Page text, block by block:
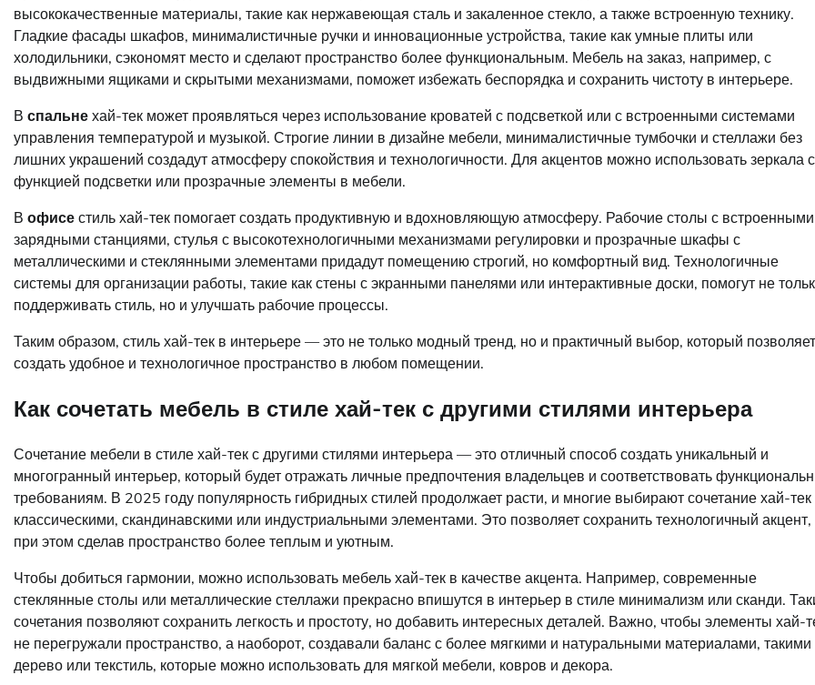
высококачественные материалы, такие как нержавеющая сталь и закаленное стекло, а также встроенную технику.
Гладкие фасады шкафов, минималистичные ручки и инновационные устройства, такие как умные плиты или
холодильники, сэкономят место и сделают пространство более функциональным. Мебель на заказ, например, с
выдвижными ящиками и скрытыми механизмами, поможет избежать беспорядка и сохранить чистоту в интерьере.
В спальне хай-тек может проявляться через использование кроватей с подсветкой или с встроенными системами
управления температурой и музыкой. Строгие линии в дизайне мебели, минималистичные тумбочки и стеллажи без
лишних украшений создадут атмосферу спокойствия и технологичности. Для акцентов можно использовать зеркала с
функцией подсветки или прозрачные элементы в мебели.
В офисе стиль хай-тек помогает создать продуктивную и вдохновляющую атмосферу. Рабочие столы с встроенными
зарядными станциями, стулья с высокотехнологичными механизмами регулировки и прозрачные шкафы с
металлическими и стеклянными элементами придадут помещению строгий, но комфортный вид. Технологичные
системы для организации работы, такие как стены с экранными панелями или интерактивные доски, помогут не
поддерживать стиль, но и улучшать рабочие процессы.
Таким образом, стиль хай-тек в интерьере — это не только модный тренд, но и практичный выбор, который позволяет
создать удобное и технологичное пространство в любом помещении.
Как сочетать мебель в стиле хай-тек с другими стилями интерьера
Сочетание мебели в стиле хай-тек с другими стилями интерьера — это отличный способ создать уникальный и
многогранный интерьер, который будет отражать личные предпочтения владельцев и соответствовать
требованиям. В 2025 году популярность гибридных стилей продолжает расти, и многие выбирают сочетание хай-тек
классическими, скандинавскими или индустриальными элементами. Это позволяет сохранить технологичный акцент,
при этом сделав пространство более теплым и уютным.
Чтобы добиться гармонии, можно использовать мебель хай-тек в качестве акцента. Например, современные
стеклянные столы или металлические стеллажи прекрасно впишутся в интерьер в стиле минимализм или сканди.
сочетания позволяют сохранить легкость и простоту, но добавить интересных деталей. Важно, чтобы элементы хай-
не перегружали пространство, а наоборот, создавали баланс с более мягкими и натуральными материалами, такими
дерево или текстиль, которые можно использовать для мягкой мебели, ковров и декора.